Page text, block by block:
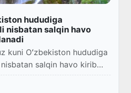
hududiga
nisbatan salqin havo
kuni Oʻzbekiston hududiga
salqin havo kirib